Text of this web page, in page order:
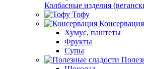
Колбасные изделия
Тофу
Консервация
Хумус, паштеты
Фрукты
Супы